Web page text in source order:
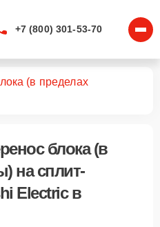
+7 (800) 301-53-70
(в пределах
блока (в
на сплит-
Electric в